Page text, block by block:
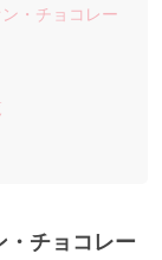
・チョコレー
チョコレー